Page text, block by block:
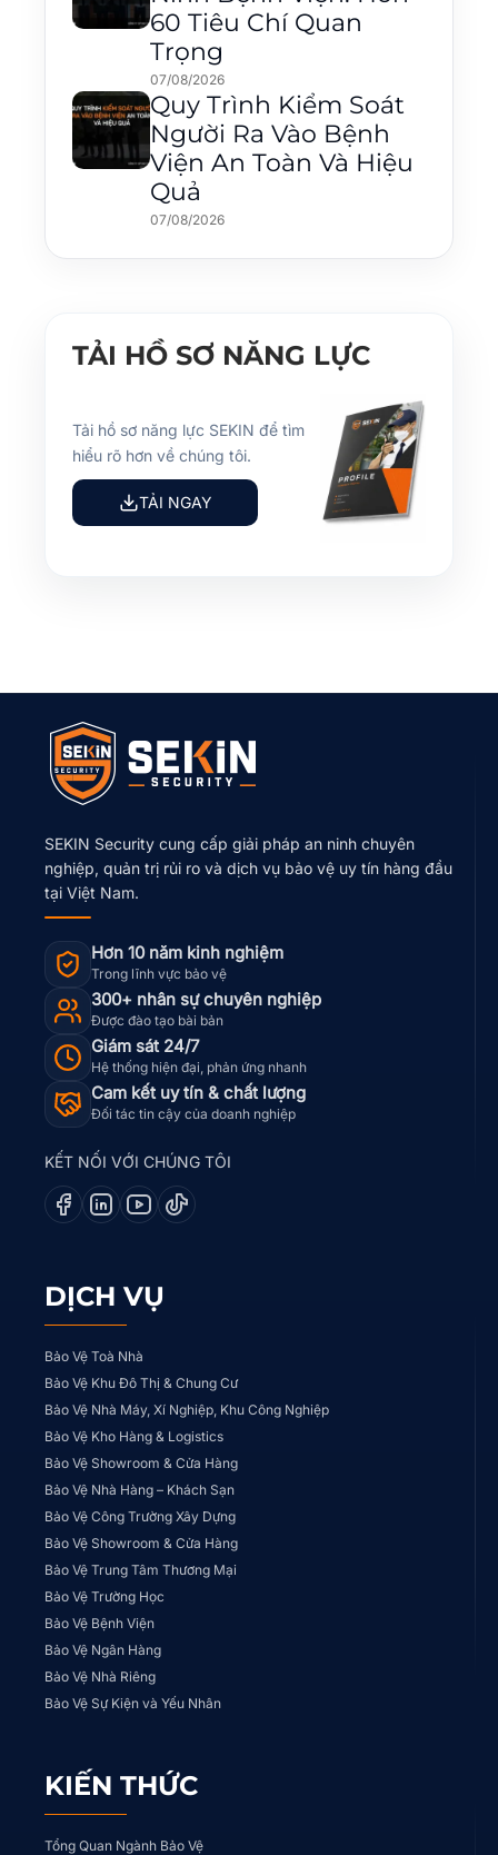
60 Tiêu Chí Quan
Trọng
07/08/2026
Quy Trình Kiểm Soát
Người Ra Vào Bệnh
Viện An Toàn Và Hiệu
Quả
07/08/2026
TẢI HỒ SƠ NĂNG LỰC
Tải hồ sơ năng lực SEKIN để tìm
hiểu rõ hơn về chúng tôi.
TẢI NGAY
SEKIN Security cung cấp giải pháp an ninh chuyên
nghiệp, quản trị rủi ro và dịch vụ bảo vệ uy tín hàng đầu
tại Việt Nam.
Hơn 10 năm kinh nghiệm
Trong lĩnh vực bảo vệ
300+ nhân sự chuyên nghiệp
Được đào tạo bài bản
Giám sát 24/7
Hệ thống hiện đại, phản ứng nhanh
Cam kết uy tín & chất lượng
Đối tác tin cậy của doanh nghiệp
KẾT NỐI VỚI CHÚNG TÔI
DỊCH VỤ
Bảo Vệ Toà Nhà
Bảo Vệ Khu Đô Thị & Chung Cư
Bảo Vệ Nhà Máy, Xí Nghiệp, Khu Công Nghiệp
Bảo Vệ Kho Hàng & Logistics
Bảo Vệ Showroom & Cửa Hàng
Bảo Vệ Nhà Hàng – Khách Sạn
Bảo Vệ Công Trường Xây Dựng
Bảo Vệ Showroom & Cửa Hàng
Bảo Vệ Trung Tâm Thương Mại
Bảo Vệ Trường Học
Bảo Vệ Bệnh Viện
Bảo Vệ Ngân Hàng
Bảo Vệ Nhà Riêng
Bảo Vệ Sự Kiện và Yếu Nhân
KIẾN THỨC
Tổng Quan Ngành Bảo Vệ